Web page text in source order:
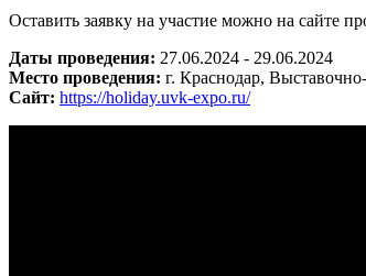
Оставить заявку на участие можно на сайте
Даты проведения: 27.06.2024 - 29.06.2024
Место проведения: г. Краснодар,
Сайт: https://holiday.uvk-expo.ru/